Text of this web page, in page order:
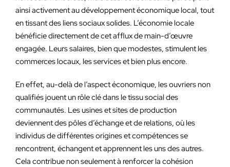
ainsi activement au développement économique local, tout
en tissant des liens sociaux solides. L’économie locale
bénéficie directement de cet afflux de main-d’œuvre
engagée. Leurs salaires, bien que modestes, stimulent les
commerces locaux, les services et bien plus encore.
En effet, au-delà de l’aspect économique, les ouvriers non
qualifiés jouent un rôle clé dans le tissu social des
communautés. Les usines et sites de production
deviennent des pôles d’échange et de relations, où les
individus de différentes origines et compétences se
rencontrent, échangent et apprennent les uns des autres.
Cela contribue non seulement à renforcer la cohésion